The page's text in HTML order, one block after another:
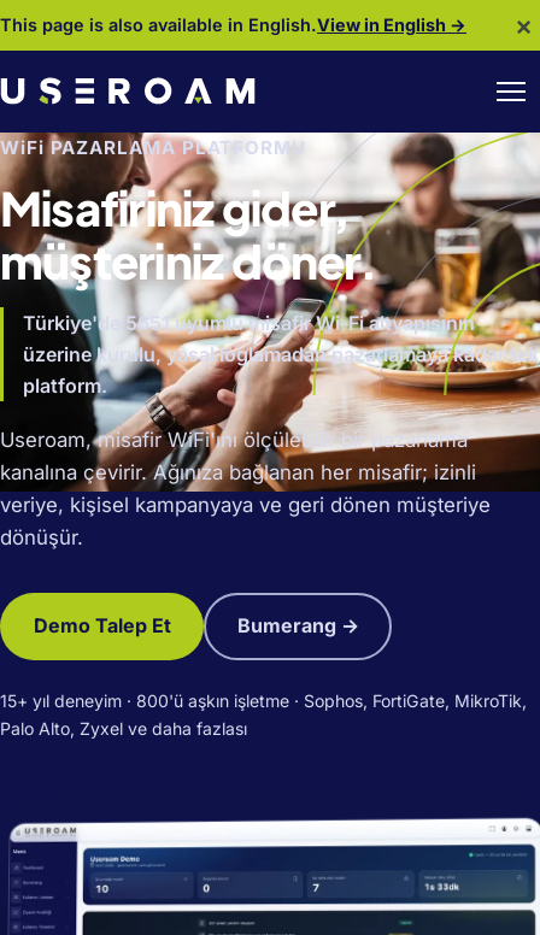
This page is also available in English.View in English → ×
WiFi PAZARLAMA PLATFORMU
Misafiriniz gider,
müşteriniz döner.
Türkiye'de 5651 uyumlu misafir Wi-Fi altyapısının
üzerine kurulu, yasal loglamadan pazarlamaya kadar tek
platform.
Useroam, misafir WiFi'ını ölçülebilir bir pazarlama
kanalına çevirir. Ağınıza bağlanan her misafir; izinli
veriye, kişisel kampanyaya ve geri dönen müşteriye
dönüşür.
Demo Talep Et Bumerang →
15+ yıl deneyim · 800'ü aşkın işletme · Sophos, FortiGate, MikroTik,
Palo Alto, Zyxel ve daha fazlası